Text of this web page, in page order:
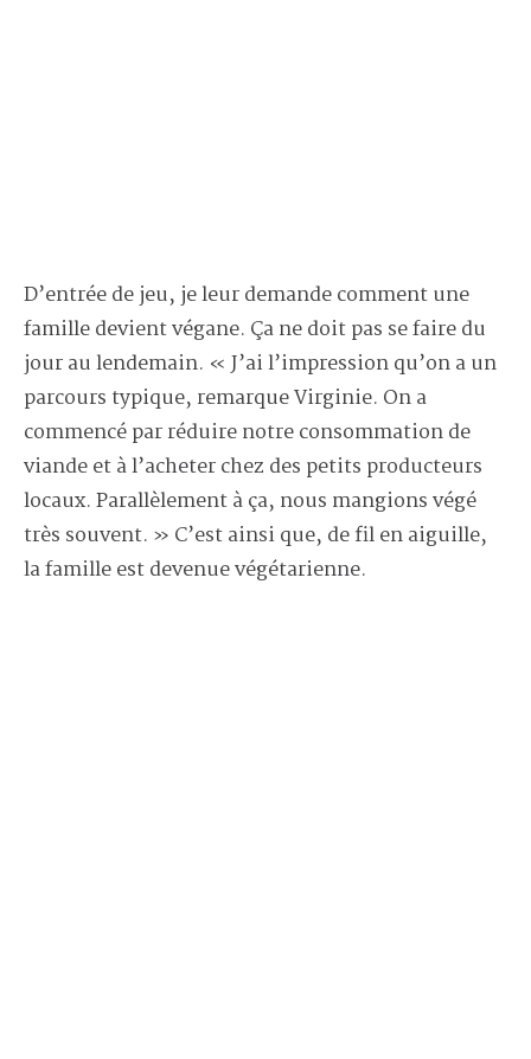
D’entrée de jeu, je leur demande comment une
famille devient végane. Ça ne doit pas se faire du
jour au lendemain. « J’ai l’impression qu’on a un
parcours typique, remarque Virginie. On a
commencé par réduire notre consommation de
viande et à l’acheter chez des petits producteurs
locaux. Parallèlement à ça, nous mangions végé
très souvent. » C’est ainsi que, de fil en aiguille,
la famille est devenue végétarienne.